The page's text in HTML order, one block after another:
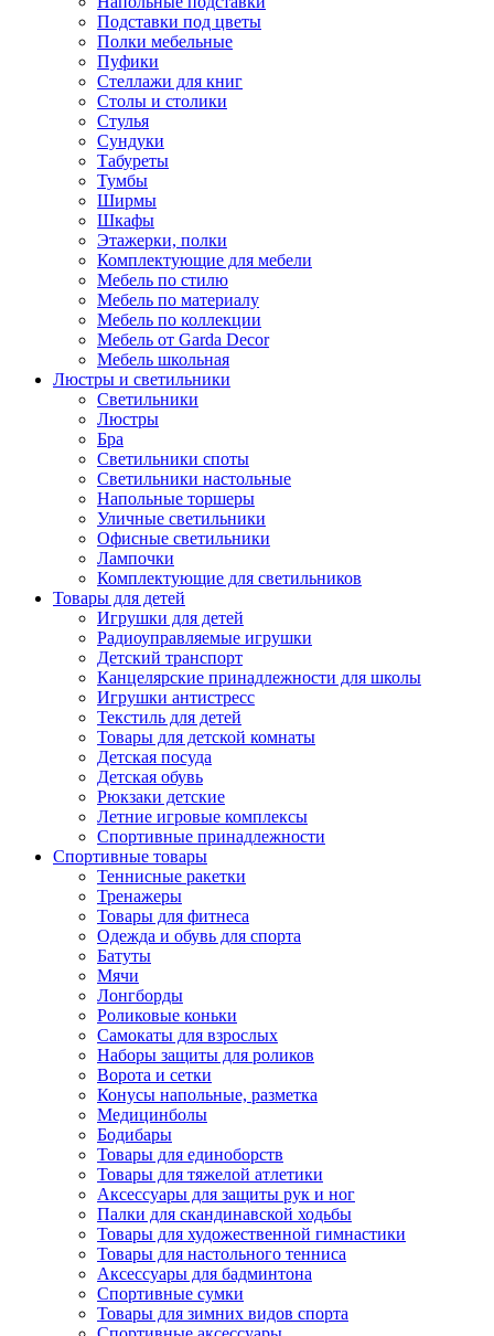
Подставки под цветы
Полки мебельные
Пуфики
Стеллажи для книг
Столы и столики
Стулья
Сундуки
Табуреты
Тумбы
Ширмы
Шкафы
Этажерки, полки
Комплектующие для мебели
Мебель по стилю
Мебель по материалу
Мебель по коллекции
Мебель от Garda Decor
Мебель школьная
Люстры и светильники
Светильники
Люстры
Бра
Светильники споты
Светильники настольные
Напольные торшеры
Уличные светильники
Офисные светильники
Лампочки
Комплектующие для светильников
Товары для детей
Игрушки для детей
Радиоуправляемые игрушки
Детский транспорт
Канцелярские принадлежности для школы
Игрушки антистресс
Текстиль для детей
Товары для детской комнаты
Детская посуда
Детская обувь
Рюкзаки детские
Летние игровые комплексы
Спортивные принадлежности
Спортивные товары
Теннисные ракетки
Тренажеры
Товары для фитнеса
Одежда и обувь для спорта
Батуты
Мячи
Лонгборды
Роликовые коньки
Самокаты для взрослых
Наборы защиты для роликов
Ворота и сетки
Конусы напольные, разметка
Медицинболы
Бодибары
Товары для единоборств
Товары для тяжелой атлетики
Аксессуары для защиты рук и ног
Палки для скандинавской ходьбы
Товары для художественной гимнастики
Товары для настольного тенниса
Аксессуары для бадминтона
Спортивные сумки
Товары для зимних видов спорта